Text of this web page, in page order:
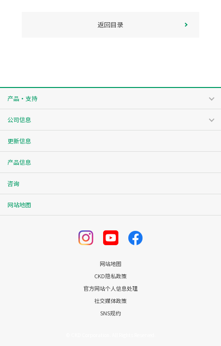
返回目录
产品・支持
公司信息
更新信息
产品信息
咨询
网站地图
网站地图
CKD隐私政策
官方网站个人信息处理
社交媒体政策
SNS规约